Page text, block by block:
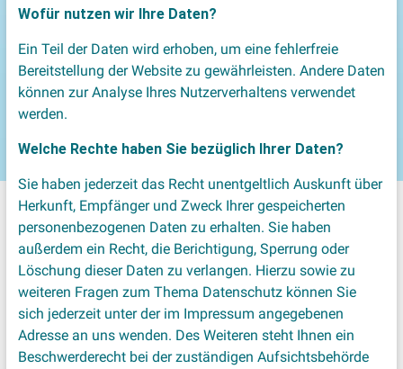
Wofür nutzen wir Ihre Daten?
Ein Teil der Daten wird erhoben, um eine fehlerfreie
Bereitstellung der Website zu gewährleisten. Andere Daten
können zur Analyse Ihres Nutzerverhaltens verwendet
werden.
Welche Rechte haben Sie bezüglich Ihrer Daten?
Sie haben jederzeit das Recht unentgeltlich Auskunft über
Herkunft, Empfänger und Zweck Ihrer gespeicherten
personenbezogenen Daten zu erhalten. Sie haben
außerdem ein Recht, die Berichtigung, Sperrung oder
Löschung dieser Daten zu verlangen. Hierzu sowie zu
weiteren Fragen zum Thema Datenschutz können Sie
sich jederzeit unter der im Impressum angegebenen
Adresse an uns wenden. Des Weiteren steht Ihnen ein
Beschwerderecht bei der zuständigen Aufsichtsbehörde